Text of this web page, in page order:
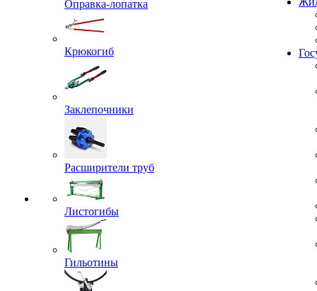
Оправка-лопатка
Крюкогиб
Заклепочники
Расширители труб
Листогибы
Гильотины